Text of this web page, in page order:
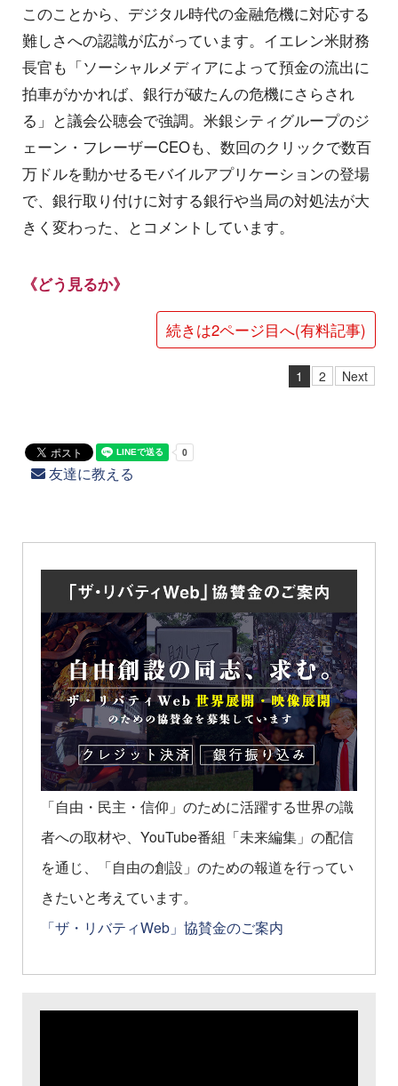
このことから、デジタル時代の金融危機に対応する
難しさへの認識が広がっています。イエレン米財務
長官も「ソーシャルメディアによって預金の流出に
拍車がかかれば、銀行が破たんの危機にさらされ
る」と議会公聴会で強調。米銀シティグループのジ
ェーン・フレーザーCEOも、数回のクリックで数百
万ドルを動かせるモバイルアプリケーションの登場
で、銀行取り付けに対する銀行や当局の対処法が大
きく変わった、とコメントしています。
《どう見るか》
続きは2ページ目へ(有料記事)
1 2 Next
友達に教える
「自由・民主・信仰」のために活躍する世界の識
者への取材や、YouTube番組「未来編集」の配信
を通じ、「自由の創設」のための報道を行ってい
きたいと考えています。
「ザ・リバティWeb」協賛金のご案内